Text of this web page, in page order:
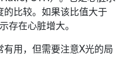
比较。如果该比值大于
在心脏增大。
用，但需要注意X光的局